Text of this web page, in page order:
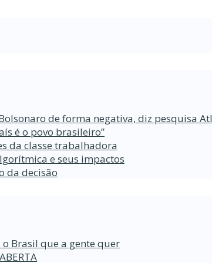
de forma negativa, diz pesquisa
é o povo brasileiro”
da classe trabalhadora
e seus impactos
da decisão
Brasil que a gente quer